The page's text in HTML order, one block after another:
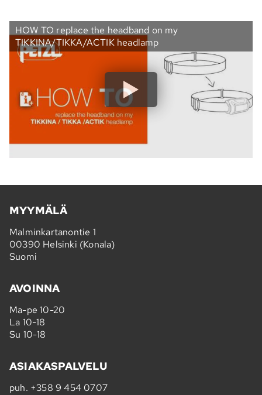
HOW TO replace the headband on my
TIKKINA/TIKKA/ACTIK headlamp
MYYMÄLÄ
Malminkartanontie 1
00390 Helsinki (Konala)
Suomi
AVOINNA
Ma-pe 10-20
La 10-18
Su 10-18
ASIAKASPALVELU
puh. +358 9 454 0707